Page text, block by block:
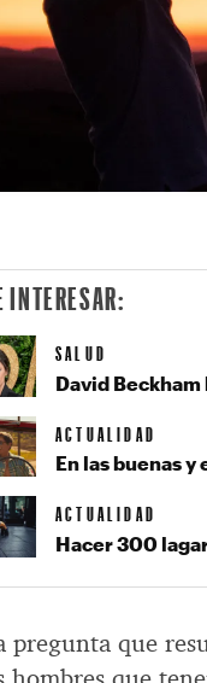
pregunta que
INTERESAR:
SALUD
David
ACTUALIDAD
En las buenas y
ACTUALIDAD
Hacer 300